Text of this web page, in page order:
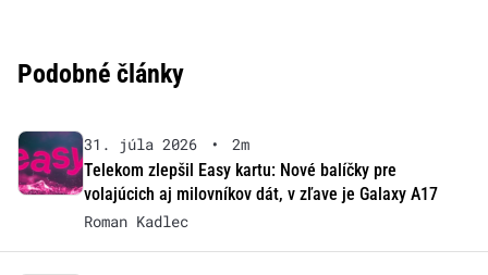
Podobné články
31. júla 2026 •
2m
Telekom zlepšil Easy kartu: Nové balíčky pre
volajúcich aj milovníkov dát, v zľave je Galaxy A17
Roman Kadlec